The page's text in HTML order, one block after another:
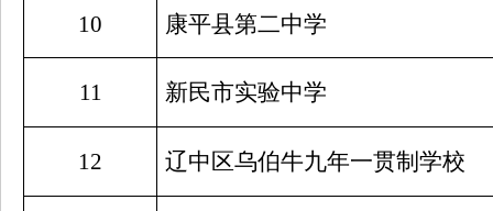
10 康平县第二中学
11 新民市实验中学
12 辽中区乌伯牛九年一贯制学校